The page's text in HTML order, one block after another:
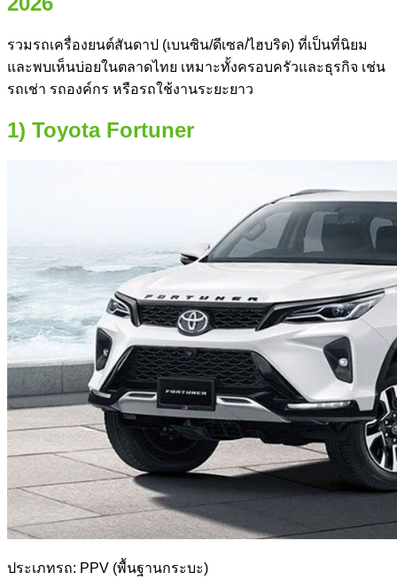
รวมรถเครื่องยนต์สันดาป (เบนซิน/ดีเซล/ไฮบริด) ที่เป็นที่นิยม
และพบเห็นบ่อยในตลาดไทย เหมาะทั้งครอบครัวและธุรกิจ เช่น
รถเช่า รถองค์กร หรือรถใช้งานระยะยาว
1) Toyota Fortuner
ประเภทรถ: PPV (พื้นฐานกระบะ)